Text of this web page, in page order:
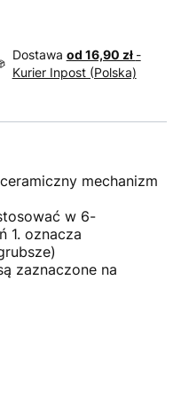
Dostawa od 16,90 zł -
Kurier Inpost (Polska)
mechanizm
w 6-
1. oznacza
zaznaczone na